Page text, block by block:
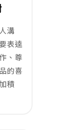
溝
表逵
、尊
的喜
積